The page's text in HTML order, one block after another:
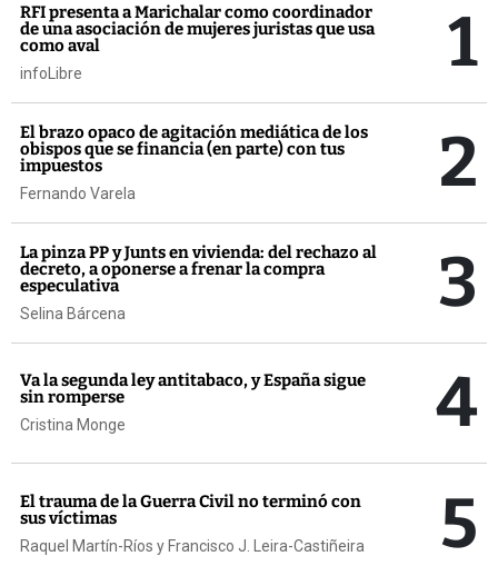
RFI presenta a Marichalar como coordinador
de una asociación de mujeres juristas que usa
como aval
infoLibre 1
El brazo opaco de agitación mediática de los
obispos que se financia (en parte) con tus
impuestos
Fernando Varela 2
La pinza PP y Junts en vivienda: del rechazo al
decreto, a oponerse a frenar la compra
especulativa
Selina Bárcena 3
Va la segunda ley antitabaco, y España sigue
sin romperse
Cristina Monge 4
El trauma de la Guerra Civil no terminó con
sus víctimas
Raquel Martín-Ríos y Francisco J. Leira-Castiñeira 5